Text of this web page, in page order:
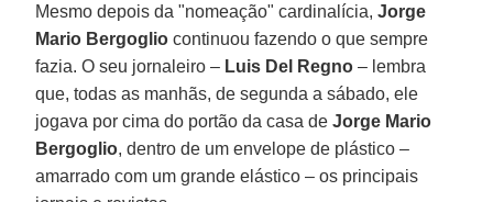
Mesmo depois da "nomeação" cardinalícia,Jorge
Mario Bergoglio continuou fazendo o que sempre
fazia. O seu jornaleiro – Luis Del Regno – lembra
que, todas as manhãs, de segunda a sábado, ele
jogava por cima do portão da casa deJorge Mario
Bergoglio, dentro de um envelope de plástico –
amarrado com um grande elástico – os principais